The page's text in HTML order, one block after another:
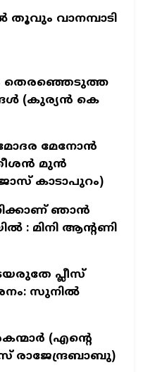
തൂവും വാനമ്പാടി
തെരഞ്ഞെടുത്ത
(കുര്യൻ കെ
മേനോൻ
മുൻ
കാടാപുറം)
ഞാൻ
: മിനി ആന്റണി
പ്ലീസ്
സുനിൽ
(എന്‍റെ
രാജേന്ദ്രബാബു)